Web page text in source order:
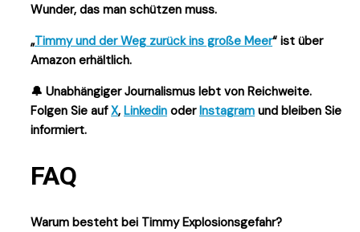
Wunder, das man schützen muss.
„Timmy und der Weg zurück ins große Meer“ ist über
Amazon erhältlich.
🔔 Unabhängiger Journalismus lebt von Reichweite.
Folgen Sie aufX, Linkedin oderInstagram und bleiben Sie
informiert.
FAQ
Warum besteht bei Timmy Explosionsgefahr?